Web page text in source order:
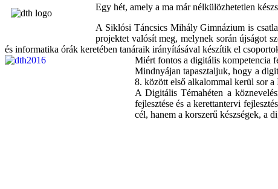
Egy hét, amely a ma már nélkülözhetetlen
A Siklósi Táncsics Mihály Gimnázium is
projektet valósít meg, melynek során újságot
és informatika órák keretében tanáraik irányításával készítik el
Miért fontos a digitális kompetencia
Mindnyájan tapasztaljuk, hogy a
8. között első alkalommal kerül sor
A Digitális Témahéten a
fejlesztése és a kerettantervi
cél, hanem a korszerű készségek, a